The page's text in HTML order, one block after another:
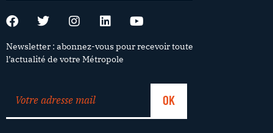
Newsletter : abonnez-vous pour recevoir toute
l’actualité de votre Métropole